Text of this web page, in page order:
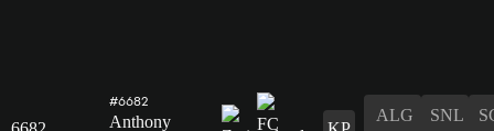
#6682
Anthony
ALG
SNL